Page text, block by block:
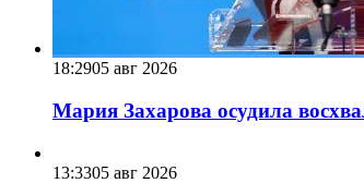
18:2905 авг 2026
Мария Захарова осудила
13:3305 авг 2026